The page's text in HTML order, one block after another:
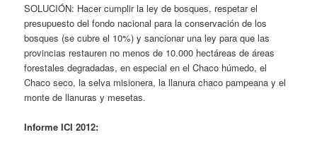
SOLUCIÓN: Hacer cumplir la ley de bosques, respetar el
presupuesto del fondo nacional para la conservación de los
bosques (se cubre el 10%) y sancionar una ley para que las
provincias restauren no menos de 10.000 hectáreas de áreas
forestales degradadas, en especial en el Chaco húmedo, el
Chaco seco, la selva misionera, la llanura chaco pampeana y el
monte de llanuras y mesetas.
Informe ICI 2012: